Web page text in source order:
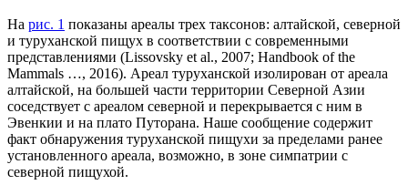
На рис. 1 показаны ареалы трех таксонов: алтайской, северной
и туруханской пищух в соответствии с современными
представлениями (Lissovsky et al., 2007; Handbook of the
Mammals …, 2016). Ареал туруханской изолирован от ареала
алтайской, на большей части территории Северной Азии
соседствует с ареалом северной и перекрывается с ним в
Эвенкии и на плато Путорана. Наше сообщение содержит
факт обнаружения туруханской пищухи за пределами ранее
установленного ареала, возможно, в зоне симпатрии с
северной пищухой.